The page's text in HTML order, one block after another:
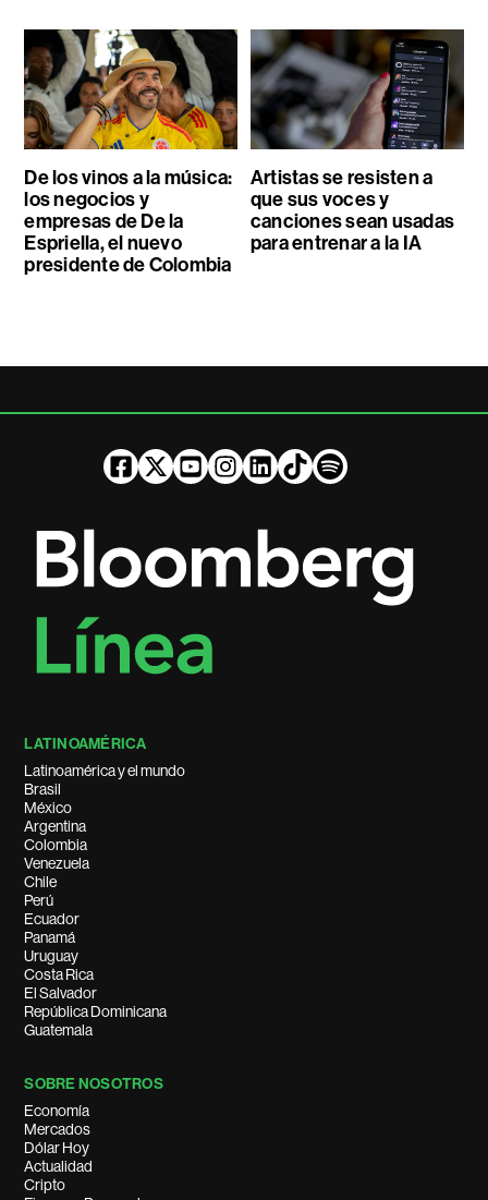
De los vinos a la música:
los negocios y
empresas de De la
Espriella, el nuevo
presidente de Colombia
Artistas se resisten a
que sus voces y
canciones sean usadas
para entrenar a la IA
LATINOAMÉRICA
Latinoamérica y el mundo
Brasil
México
Argentina
Colombia
Venezuela
Chile
Perú
Ecuador
Panamá
Uruguay
Costa Rica
El Salvador
República Dominicana
Guatemala
SOBRE NOSOTROS
Economía
Mercados
Dólar Hoy
Actualidad
Cripto